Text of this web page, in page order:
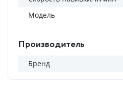
Модель
Производитель
Бренд